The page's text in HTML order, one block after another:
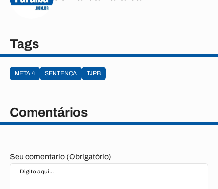
Tags
META 4 SENTENÇA TJPB
Comentários
Seu comentário (Obrigatório)